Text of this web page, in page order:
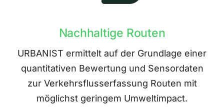
Nachhaltige Routen
URBANIST ermittelt auf der Grundlage einer
quantitativen Bewertung und Sensordaten
zur Verkehrsflusserfassung Routen mit
möglichst geringem Umweltimpact.